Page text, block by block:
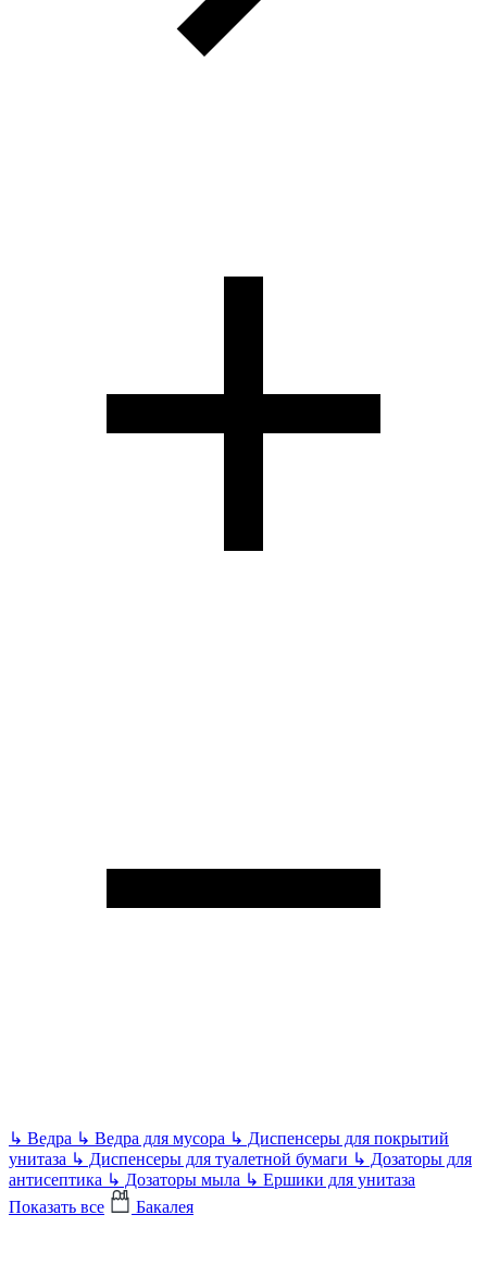
↳ Ведра ↳ Ведра для мусора ↳ Диспенсеры для покрытий
унитаза ↳ Диспенсеры для туалетной бумаги ↳ Дозаторы для
антисептика ↳ Дозаторы мыла ↳ Ершики для унитаза
Показать все
Бакалея